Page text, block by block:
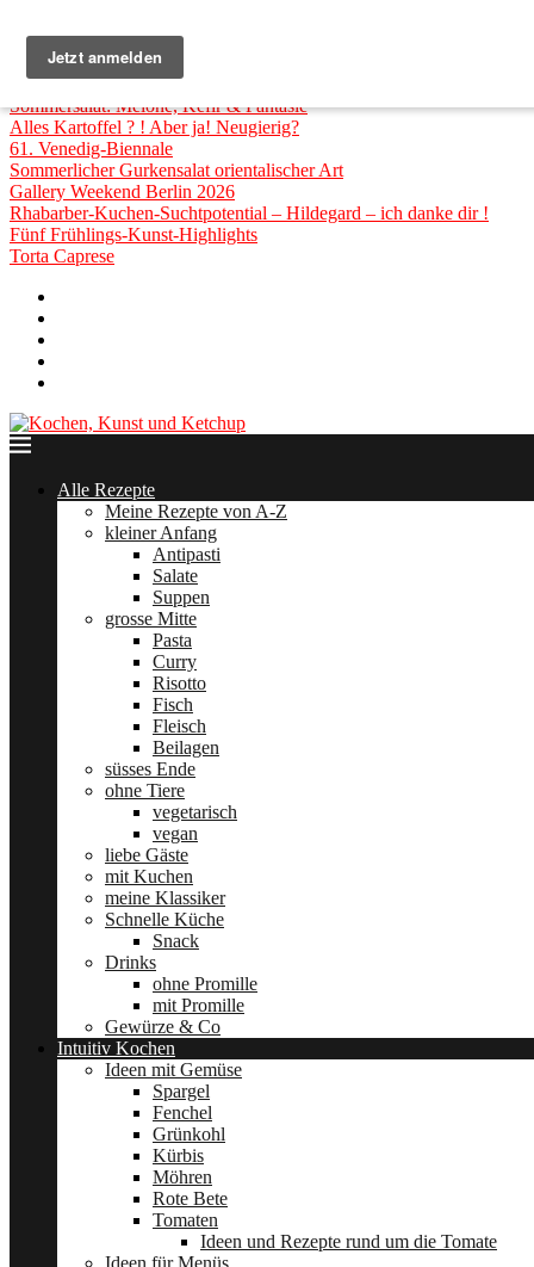
Lust auf relaxten Mallorca Beach House Urlaub?
Auf zur Manifesta im Ruhrgebiet
Collaterale der 61. Venedig Biennale
Sommersalat: Melone, Kefir & Fantasie
Alles Kartoffel ? ! Aber ja! Neugierig?
61. Venedig-Biennale
Sommerlicher Gurkensalat orientalischer Art
Gallery Weekend Berlin 2026
Rhabarber-Kuchen-Suchtpotential – Hildegard – ich danke dir !
Fünf Frühlings-Kunst-Highlights
Torta Caprese
Alle Rezepte
Meine Rezepte von A-Z
kleiner Anfang
Antipasti
Salate
Suppen
grosse Mitte
Pasta
Curry
Risotto
Fisch
Fleisch
Beilagen
süsses Ende
ohne Tiere
vegetarisch
vegan
liebe Gäste
mit Kuchen
meine Klassiker
Schnelle Küche
Snack
Drinks
ohne Promille
mit Promille
Gewürze & Co
Intuitiv Kochen
Ideen mit Gemüse
Spargel
Fenchel
Grünkohl
Kürbis
Möhren
Rote Bete
Tomaten
Ideen und Rezepte rund um die Tomate
Ideen für Menüs